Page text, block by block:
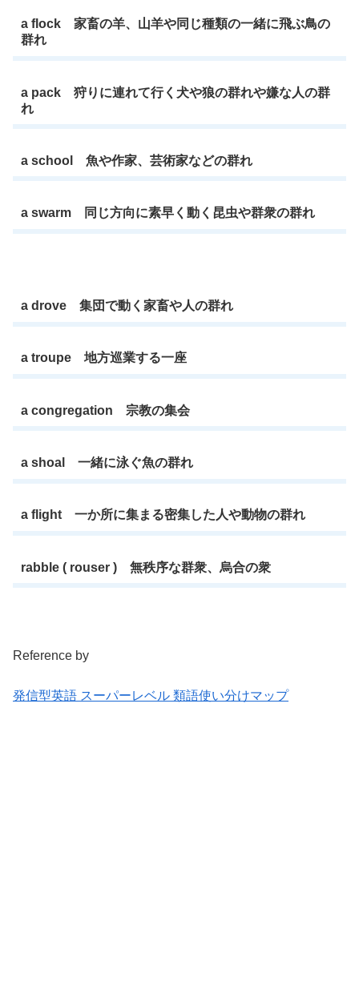
a flock 家畜の羊、山羊や同じ種類の一緒に飛ぶ鳥の
群れ
a pack 狩りに連れて行く犬や狼の群れや嫌な人の群
れ
a school 魚や作家、芸術家などの群れ
a swarm 同じ方向に素早く動く昆虫や群衆の群れ
a drove 集団で動く家畜や人の群れ
a troupe 地方巡業する一座
a congregation 宗教の集会
a shoal 一緒に泳ぐ魚の群れ
a flight 一か所に集まる密集した人や動物の群れ
rabble ( rouser ) 無秩序な群衆、烏合の衆
Reference by
発信型英語 スーパーレベル 類語使い分けマップ